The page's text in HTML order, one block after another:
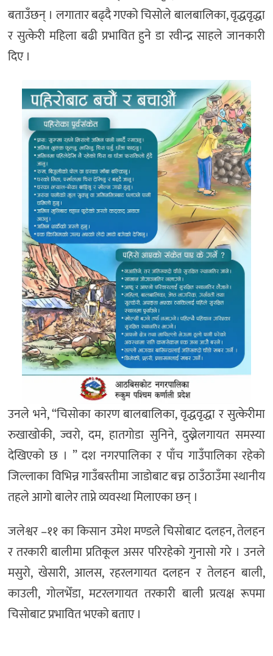
बताउँछन् । लगातार बढ्दै गएको चिसोले बालबालिका, वृद्धवृद्धा
र सुत्केरी महिला बढी प्रभावित हुने डा रवीन्द्र साहले जानकारी
दिए ।
उनले भने, “चिसोका कारण बालबालिका, वृद्धवृद्धा र सुत्केरीमा
रुखाखोकी, ज्वरो, दम, हातगोडा सुनिने, दुख्नेलगायत समस्या
देखिएको छ । ” दश नगरपालिका र पाँच गाउँपालिका रहेको
जिल्लाका विभिन्न गाउँबस्तीमा जाडोबाट बच्न ठाउँठाउँमा स्थानीय
तहले आगो बालेर ताप्ने व्यवस्था मिलाएका छन् ।
जलेश्वर –११ का किसान उमेश मण्डले चिसोबाट दलहन, तेलहन
र तरकारी बालीमा प्रतिकूल असर परिरहेको गुनासो गरे । उनले
मसुरो, खेसारी, आलस, रहरलगायत दलहन र तेलहन बाली,
काउली, गोलभेँडा, मटरलगायत तरकारी बाली प्रत्यक्ष रूपमा
चिसोबाट प्रभावित भएको बताए ।